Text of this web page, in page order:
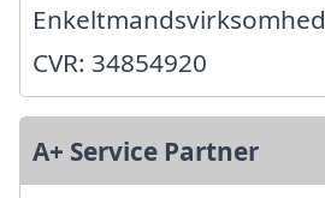
Enkeltmandsvirksomhed
CVR: 34854920
A+ Service Partner